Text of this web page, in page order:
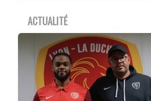
ACTUALITÉ